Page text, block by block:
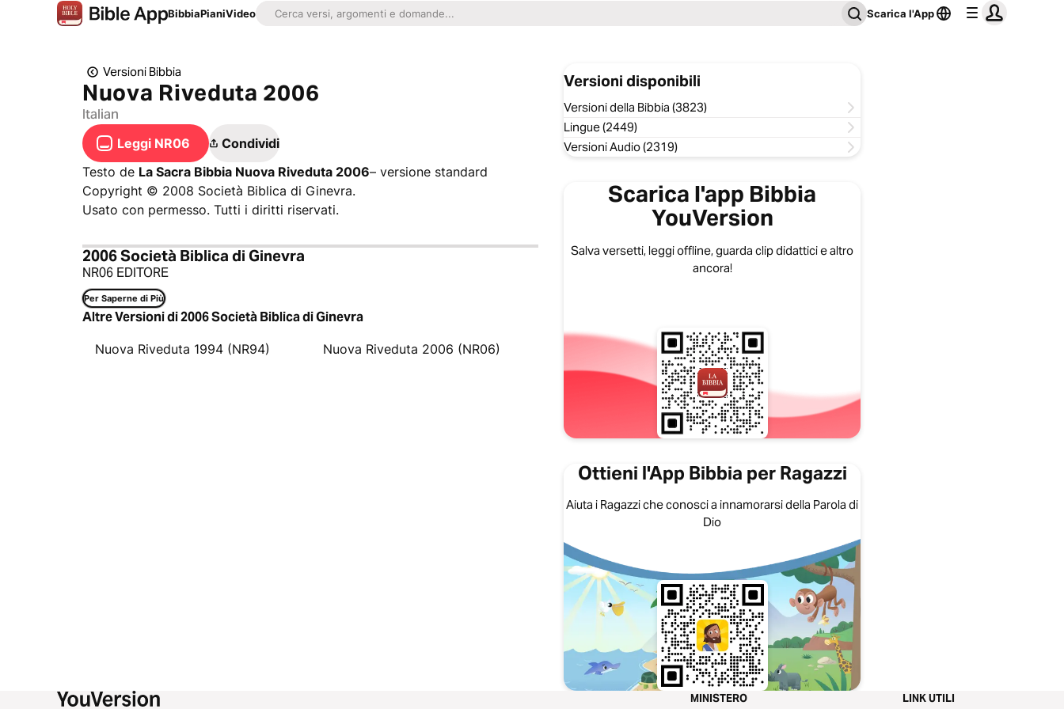
BibbiaPianiVideo Scarica l'App
Versioni Bibbia
Nuova Riveduta 2006
Italian
Leggi NR06
Condividi
Testo de La Sacra Bibbia Nuova Riveduta 2006– versione standard
Copyright © 2008 Società Biblica di Ginevra.
Usato con permesso. Tutti i diritti riservati.
2006 Società Biblica di Ginevra
NR06 EDITORE
Per Saperne di Più
Altre Versioni di 2006 Società Biblica di Ginevra
Nuova Riveduta 1994 (NR94) Nuova Riveduta 2006 (NR06)
Versioni disponibili
Versioni della Bibbia (3823)
Lingue (2449)
Versioni Audio (2319)
Scarica l'app Bibbia
YouVersion
Salva versetti, leggi offline, guarda clip didattici e altro
ancora!
Ottieni l'App Bibbia per Ragazzi
Aiuta i Ragazzi che conosci a innamorarsi della Parola di
Dio
MINISTERO LINK UTILI